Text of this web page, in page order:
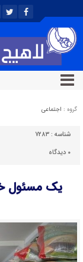
گروه : اجتماعی
شناسه : ۷۲۸۳
۰ دیدگاه